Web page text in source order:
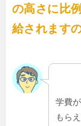
の高さに比
給されます
学費
もら